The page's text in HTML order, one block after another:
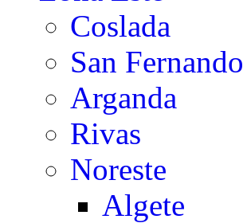
Coslada
San Fernando
Arganda
Rivas
Noreste
Algete